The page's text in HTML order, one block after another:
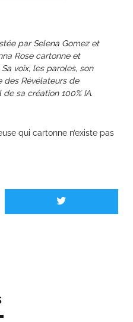
par Selena Gomez et
Rose cartonne et
voix, les paroles, son
des Révélateurs de
sa création 100% IA.
qui cartonne n’existe pas